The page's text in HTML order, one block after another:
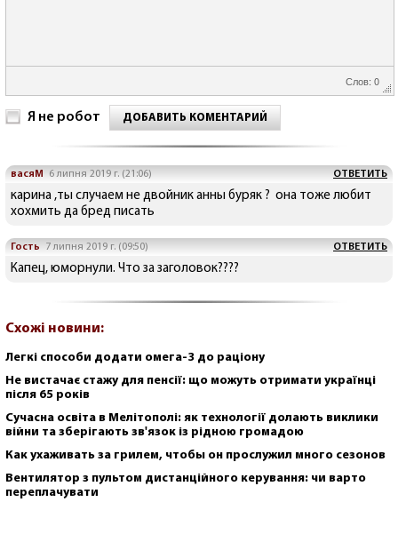
Слов: 0
Я не робот ДОБАВИТЬ КОМЕНТАРИЙ
васяМ 6 липня 2019 г. (21:06) ОТВЕТИТЬ
карина ,ты случаем не двойник анны буряк ? она тоже любит
хохмить да бред писать
Гость 7 липня 2019 г. (09:50) ОТВЕТИТЬ
Капец, юморнули. Что за заголовок????
Схожі новини:
Легкі способи додати омега-3 до раціону
Не вистачає стажу для пенсії: що можуть отримати українці
після 65 років
Сучасна освіта в Мелітополі: як технології долають виклики
війни та зберігають зв'язок із рідною громадою
Как ухаживать за грилем, чтобы он прослужил много сезонов
Вентилятор з пультом дистанційного керування: чи варто
переплачувати